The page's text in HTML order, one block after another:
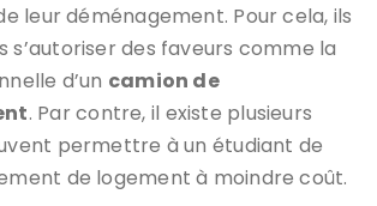
leur déménagement. Pour cela, ils
s’autoriser des faveurs comme la
d’un camion de
. Par contre, il existe plusieurs
permettre à un étudiant de
de logement à moindre coût.